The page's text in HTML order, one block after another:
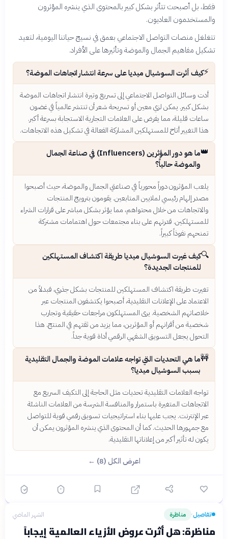
فقط، بل أصبحت تتأثر بشكل كبير بالمحتوى الذي ينشره المؤثرون
والمستخدمون العاديون.
تتغلغل منصات التواصل الاجتماعي بعمق في نسيج حياتنا اليومية، لتعيد
تشكيل مفاهيم الجمال والموضة وتأثيرها على الأفراد.
⚡كيف أثرت السوشيال ميديا على سرعة انتشار اتجاهات الموضة؟
أدت وسائل التواصل الاجتماعي إلى تسريع وتيرة انتشار اتجاهات الموضة
بشكل كبير. يمكن لزي معين أو تسريحة شعر أن تنتشر عالمياً في غضون
ساعات قليلة، مما يفرض على العلامات التجارية الاستجابة بسرعة أكبر.
هذا التغيير أتاح للمستهلكين المشاركة الفعالة في تشكيل هذه الاتجاهات.
👑
ما هو دور المؤثرين (Influencers) في صناعة الجمال
والموضة حالياً؟
يلعب المؤثرون دوراً محورياً في صناعتي الجمال والموضة، حيث أصبحوا
مصدر إلهام رئيسي لملايين المتابعين. يقومون بترويج المنتجات
والاتجاهات من خلال محتواهم، مما يؤثر بشكل مباشر على قرارات الشراء
للمستهلكين. قدرتهم على بناء مجتمعات حول اهتمامات مشتركة
تمنحهم نفوذاً كبيراً.
🔍كيف غيرت السوشيال ميديا طريقة اكتشاف المستهلكين
للمنتجات الجديدة؟
تغيرت طريقة اكتشاف المستهلكين للمنتجات بشكل جذري، فبدلاً من
الاعتماد على الإعلانات التقليدية، أصبحوا يكتشفون المنتجات عبر
خلاصاتهم الشخصية. يرى المستهلكون مراجعات حقيقية وتجارب
شخصية من أقرانهم أو المؤثرين، مما يزيد من ثقتهم في المنتج. هذا
التحول يجعل التسويق الشفهي الرقمي أداة قوية جداً.
🚧ما هي التحديات التي تواجه علامات الموضة والجمال التقليدية
بسبب السوشيال ميديا؟
تواجه العلامات التقليدية تحديات مثل الحاجة إلى التكيف السريع مع
الاتجاهات المتغيرة باستمرار والمنافسة الشرسة من العلامات الناشئة
عبر الإنترنت. يجب عليها بناء استراتيجيات تسويق رقمي قوية للتواصل
مع جمهورها الحديث. كما أن المحتوى الذي ينشره المؤثرون يمكن أن
يكون له تأثير أكبر من إعلاناتها التقليدية.
اعرض الكل (8) ←
تفاصيل› مناظرة الشهر الماضي
مناظرة: هل أثرت عروض الأزياء العالمية إيجاباً